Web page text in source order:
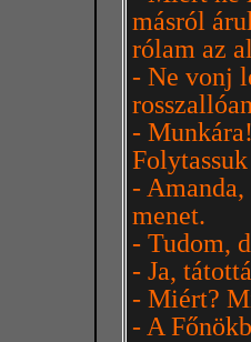
másról
rólam az
- Ne vonj
-
-
menet.
- Tudom,
- Ja,
- Miért?
- A